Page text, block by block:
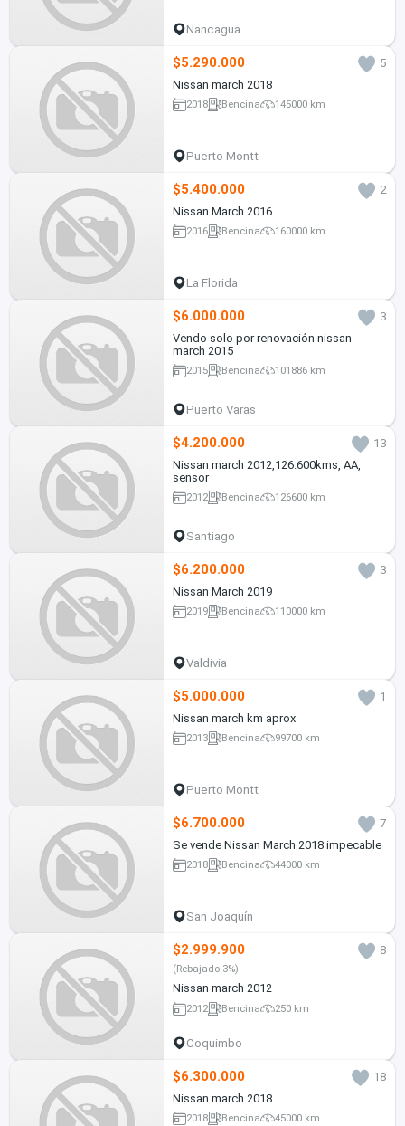
Nancagua
$5.290.000
5
Nissan march 2018
2018 Bencina 145000 km
Puerto Montt
$5.400.000
2
Nissan March 2016
2016 Bencina 160000 km
La Florida
$6.000.000
3
Vendo solo por renovación nissan
march 2015
2015 Bencina 101886 km
Puerto Varas
$4.200.000
13
Nissan march 2012,126.600kms, AA,
sensor
2012 Bencina 126600 km
Santiago
$6.200.000
3
Nissan March 2019
2019 Bencina 110000 km
Valdivia
$5.000.000
1
Nissan march km aprox
2013 Bencina 99700 km
Puerto Montt
$6.700.000
7
Se vende Nissan March 2018 impecable
2018 Bencina 44000 km
San Joaquín
$2.999.900 8
(Rebajado 3%)
Nissan march 2012
2012 Bencina 250 km
Coquimbo
$6.300.000
18
Nissan march 2018
2018 Bencina 45000 km